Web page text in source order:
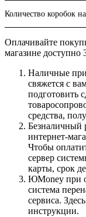
Количество коробок
Оплачивайте
магазине доступно
Наличные
свяжется с
подготовить
средства,
Безналичный
интернет-
Чтобы
сервер
карты, срок
ЮMoney при
система
сервиса.
инструкции.